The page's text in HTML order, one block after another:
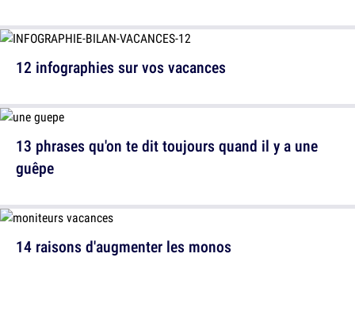
13 phrases qu'on te dit toujours quand il y a une
guêpe
12 infographies sur vos vacances
14 raisons d'augmenter les monos